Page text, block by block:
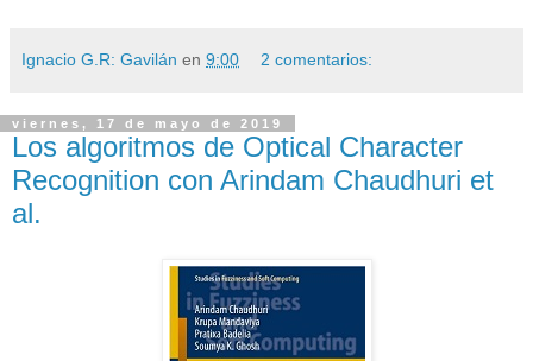
Ignacio G.R: Gavilán en 9:00 2 comentarios:
viernes, 17 de mayo de 2019
Los algoritmos de Optical Character
Recognition con Arindam Chaudhuri et
al.